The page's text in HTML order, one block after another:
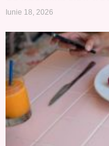
Iunie 18, 2026